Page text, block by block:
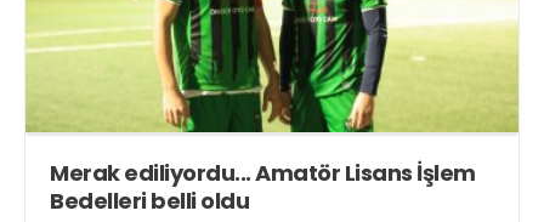
Merak ediliyordu... Amatör Lisans İşlem
Bedelleri belli oldu